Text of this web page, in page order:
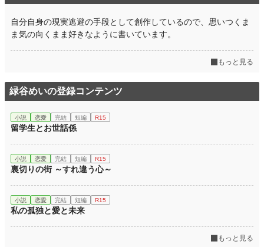
自分自身の現実逃避の手段として創作しているので、思いつくま
ま気の向くまま好きなように書いています。
もっと見る
緑谷めいの登録コンテンツ
小説 恋愛 完結 短編 R15
留学生とお世話係
小説 恋愛 完結 短編 R15
裏切りの街 ～すれ違う心～
小説 恋愛 完結 短編 R15
私の孤独と愛と未来
もっと見る